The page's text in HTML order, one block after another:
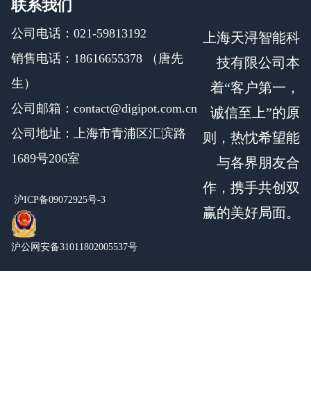
联系我们
公司电话：021-59813192
销售电话：18616655378 （唐先
生）
公司邮箱：contact@digipot.com.cn
公司地址：上海市青浦区汇滨路
1689号206室
沪ICP备09072925号-3
沪公网安备31011802005537号
上海天浔智能科
技有限公司本
着“客户第一，
诚信至上”的原
则，热忱希望能
与各界朋友合
作，携手共创双
赢的美好局面。